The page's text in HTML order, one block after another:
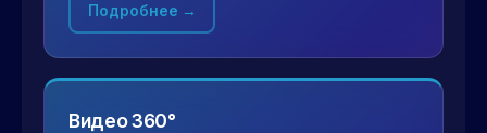
Подробнее →
Видео 360°